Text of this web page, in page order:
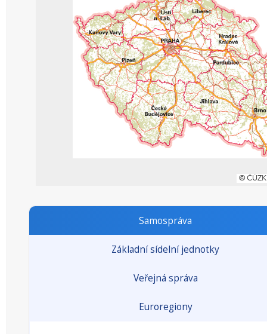
Samospráva
Základní sídelní jednotky
Veřejná správa
Euroregiony